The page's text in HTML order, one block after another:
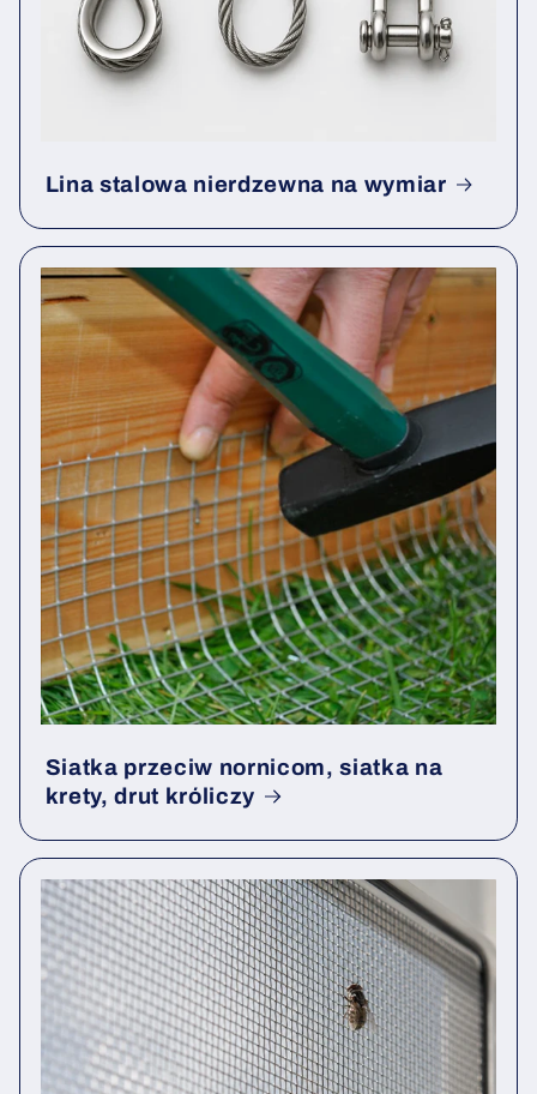
Lina stalowa nierdzewna na wymiar
Siatka przeciw nornicom, siatka na
krety, drut króliczy